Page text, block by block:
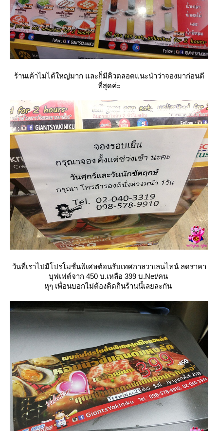
ร้านเค้าไม่ได้ใหญ่มาก และก็มีคิวตลอดแนะนำว่าจองมาก่อนดี
ที่สุดค่ะ
วันที่เราไปมีโปรโมชั่นพิเศษต้อนรับเทศกาลวาเลนไทน์ ลดราคา
บุฟเฟต์จาก 450 บ.เหลือ 399 บ.Net/คน
หุๆ เพื่อนบอกไม่ต้องคิดกินร้านนี้เลยละกัน